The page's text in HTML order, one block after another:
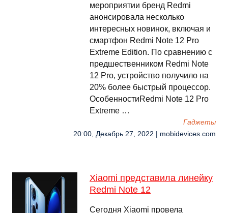
мероприятии бренд Redmi
анонсировала несколько
интересных новинок, включая и
смартфон Redmi Note 12 Pro
Extreme Edition. По сравнению с
предшественником Redmi Note
12 Pro, устройство получило на
20% более быстрый процессор.
ОсобенностиRedmi Note 12 Pro
Extreme …
Гаджеты
20:00, Декабрь 27, 2022 | mobidevices.com
Xiaomi представила линейку
Redmi Note 12
Сегодня Xiaomi провела